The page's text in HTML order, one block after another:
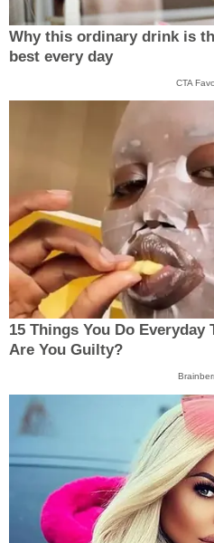
Why this ordinary drink is
best every day
CTA
15 Things You Do
Are You Guilty?